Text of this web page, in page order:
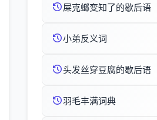
屎克螂变知了的歇后语
小弟反义词
头发丝穿豆腐的歇后语
羽毛丰满词典